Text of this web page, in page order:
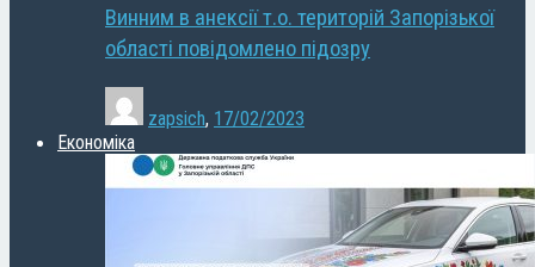
Винним в анексії т.о. територій Запорізької
області повідомлено підозру
zapsich, 17/02/2023
Економіка